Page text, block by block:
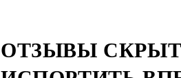
ОТЗЫВЫ